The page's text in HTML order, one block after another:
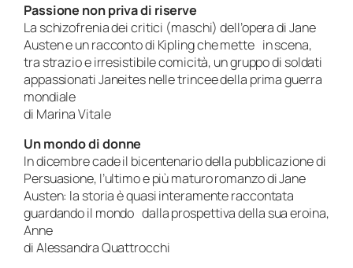
Passione non priva di riserve
La schizofrenia dei critici (maschi) dell’opera di Jane
Austen e un racconto di Kipling che mette in scena,
tra strazio e irresistibile comicità, un gruppo di soldati
appassionati Janeites nelle trincee della prima guerra
mondiale
di Marina Vitale
Un mondo di donne
In dicembre cade il bicentenario della pubblicazione di
Persuasione, l’ultimo e più maturo romanzo di Jane
Austen: la storia è quasi interamente raccontata
guardando il mondo dalla prospettiva della sua eroina,
Anne
di Alessandra Quattrocchi